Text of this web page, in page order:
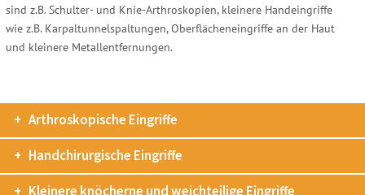
sind z.B. Schulter- und Knie-Arthroskopien, kleinere Handeingriffe
wie z.B. Karpaltunnelspaltungen, Oberflächeneingriffe an der Haut
und kleinere Metallentfernungen.
Arthroskopische Eingriffe
Handchirurgische Eingriffe
Kleinere knöcherne und weichteilige Eingriffe